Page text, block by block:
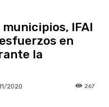
IFAI
en
la
2020 267